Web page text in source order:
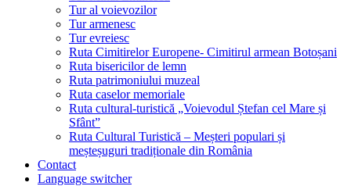
Tur al voievozilor
Tur armenesc
Tur evreiesc
Ruta Cimitirelor Europene- Cimitirul armean Botoșani
Ruta bisericilor de lemn
Ruta patrimoniului muzeal
Ruta caselor memoriale
Ruta cultural-turistică „Voievodul Ștefan cel Mare și
Sfânt”
Ruta Cultural Turistică – Meșteri populari și
meșteșuguri tradiționale din România
Contact
Language switcher